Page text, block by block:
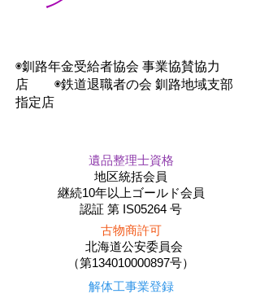
◉釧路年金受給者協会 事業協賛協力
店 ◉鉄道退職者の会 釧路地域支部
指定店
遺品整理士資格
地区統括会員
​継続10年以上ゴールド会員
認証 第 IS05264 号
古物商許可
北海道公安委員会
（第134010000897号）
解体工事業登録